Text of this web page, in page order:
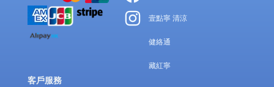
壹點寧 清涼
健絡通
藏紅寧
客戶服務